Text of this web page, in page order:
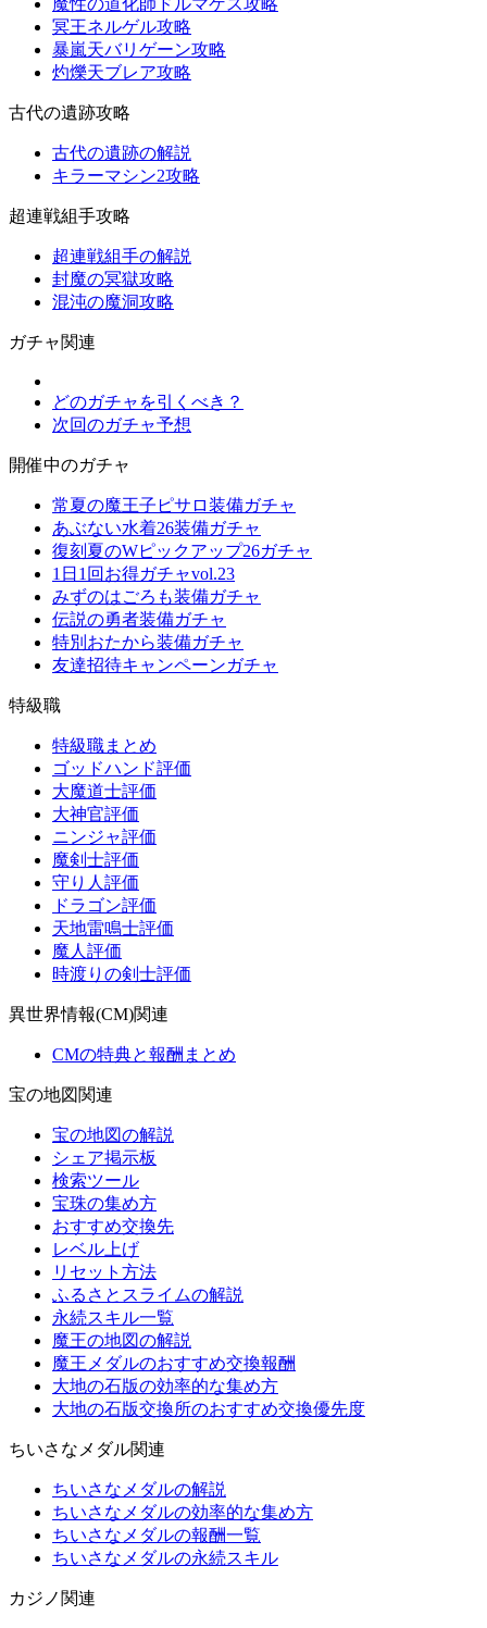
魔性の道化師ドルマゲス攻略
冥王ネルゲル攻略
暴嵐天バリゲーン攻略
灼爍天ブレア攻略
古代の遺跡攻略
古代の遺跡の解説
キラーマシン2攻略
超連戦組手攻略
超連戦組手の解説
封魔の冥獄攻略
混沌の魔洞攻略
ガチャ関連
どのガチャを引くべき？
次回のガチャ予想
開催中のガチャ
常夏の魔王子ピサロ装備ガチャ
あぶない水着26装備ガチャ
復刻夏のWピックアップ26ガチャ
1日1回お得ガチャvol.23
みずのはごろも装備ガチャ
伝説の勇者装備ガチャ
特別おたから装備ガチャ
友達招待キャンペーンガチャ
特級職
特級職まとめ
ゴッドハンド評価
大魔道士評価
大神官評価
ニンジャ評価
魔剣士評価
守り人評価
ドラゴン評価
天地雷鳴士評価
魔人評価
時渡りの剣士評価
異世界情報(CM)関連
CMの特典と報酬まとめ
宝の地図関連
宝の地図の解説
シェア掲示板
検索ツール
宝珠の集め方
おすすめ交換先
レベル上げ
リセット方法
ふるさとスライムの解説
永続スキル一覧
魔王の地図の解説
魔王メダルのおすすめ交換報酬
大地の石版の効率的な集め方
大地の石版交換所のおすすめ交換優先度
ちいさなメダル関連
ちいさなメダルの解説
ちいさなメダルの効率的な集め方
ちいさなメダルの報酬一覧
ちいさなメダルの永続スキル
カジノ関連